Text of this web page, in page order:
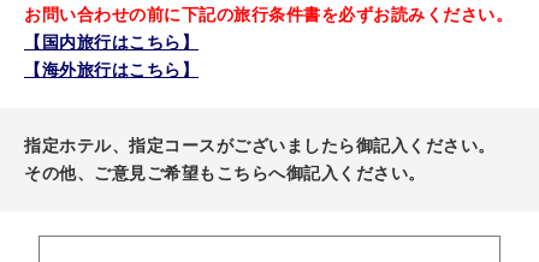
お問い合わせの前に下記の旅行条件書を必ずお読みください。
【国内旅行はこちら】
【海外旅行はこちら】
指定ホテル、指定コースがございましたら御記入ください。
その他、ご意見ご希望もこちらへ御記入ください。